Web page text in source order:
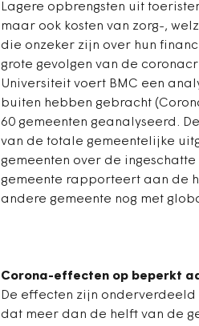
Lagere opbrengsten uit
maar ook kosten van zorg-,
die onzeker zijn over hun
grote gevolgen van de
Universiteit voert BMC een
buiten hebben gebracht
60 gemeenten geanalyseerd.
van de totale gemeentelijke
gemeenten over de
gemeente rapporteert aan de
andere gemeente nog met
Corona-effecten op beperkt
De effecten zijn
dat meer dan de helft van de